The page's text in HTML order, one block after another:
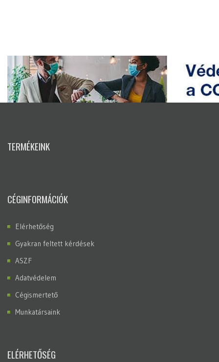
TERMÉKEINK
CÉGINFORMÁCIÓK
Elérhetőség
Gyakran feltett kérdések
ASZF
Adatvédelem
Cégismertető
Munkatársaink
ELÉRHETŐSÉG